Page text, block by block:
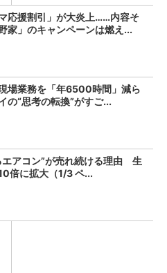
応援割引」が大炎上……内容そ
家」のキャンペーンは燃え...
場業務を「年6500時間」減ら
の“思考の転換”がすご...
エアコン”が売れ続ける理由 生
倍に拡大（1/3 ペ...